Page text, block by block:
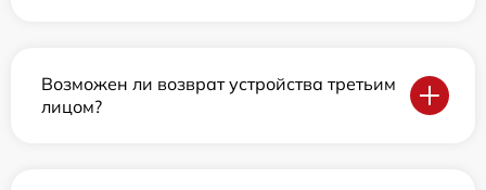
Возможен ли возврат устройства третьим
лицом?